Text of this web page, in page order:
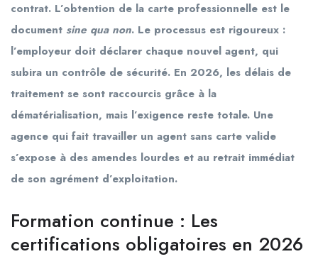
contrat. L’obtention de la carte professionnelle est le
document sine qua non. Le processus est rigoureux :
l’employeur doit déclarer chaque nouvel agent, qui
subira un contrôle de sécurité. En 2026, les délais de
traitement se sont raccourcis grâce à la
dématérialisation, mais l’exigence reste totale. Une
agence qui fait travailler un agent sans carte valide
s’expose à des amendes lourdes et au retrait immédiat
de son agrément d’exploitation.
Formation continue : Les
certifications obligatoires en 2026